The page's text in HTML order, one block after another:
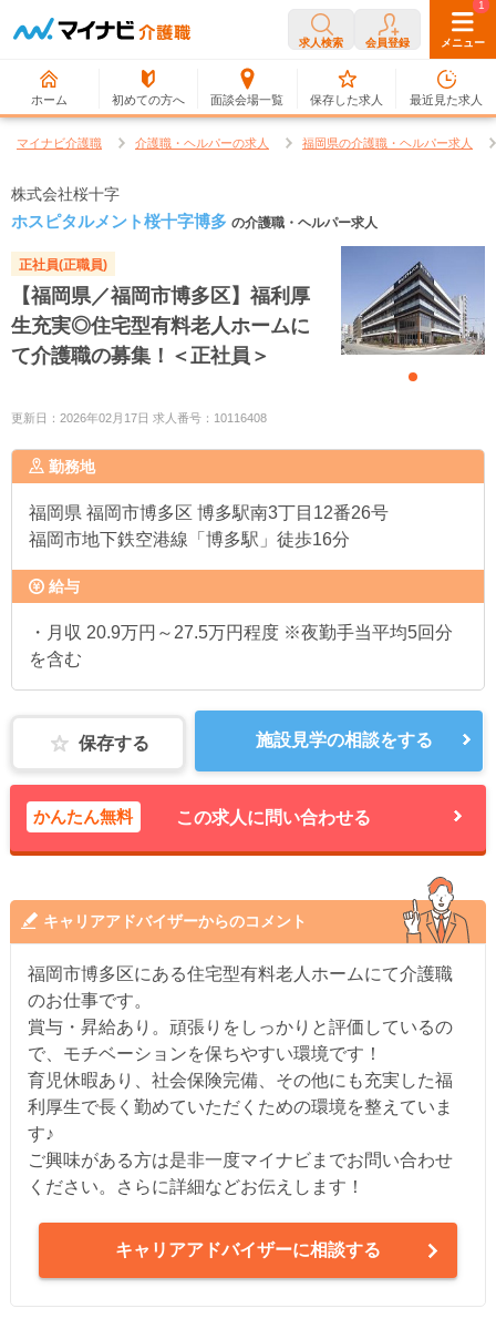
求人検索 会員登録 メニュー
ホーム 初めての方へ 面談会場一覧
0
保存した求人
1
最近見た求人
マイナビ介護職 介護職・ヘルパーの求人 福岡県の介護職・ヘルパー求人
株式会社桜十字
ホスピタルメント桜十字博多 の介護職・ヘルパー求人
正社員(正職員)
【福岡県／福岡市博多区】福利厚
生充実◎住宅型有料老人ホームに
て介護職の募集！＜正社員＞
更新日：2026年02月17日 求人番号：10116408
勤務地
福岡県 福岡市博多区 博多駅南3丁目12番26号
福岡市地下鉄空港線「博多駅」徒歩16分
給与
・月収 20.9万円～27.5万円程度 ※夜勤手当平均5回分
を含む
保存する 施設見学の相談をする
かんたん無料 この求人に問い合わせる
キャリアアドバイザーからのコメント
福岡市博多区にある住宅型有料老人ホームにて介護職
のお仕事です。
賞与・昇給あり。頑張りをしっかりと評価しているの
で、モチベーションを保ちやすい環境です！
育児休暇あり、社会保険完備、その他にも充実した福
利厚生で長く勤めていただくための環境を整えていま
す♪
ご興味がある方は是非一度マイナビまでお問い合わせ
ください。さらに詳細などお伝えします！
キャリアアドバイザーに相談する